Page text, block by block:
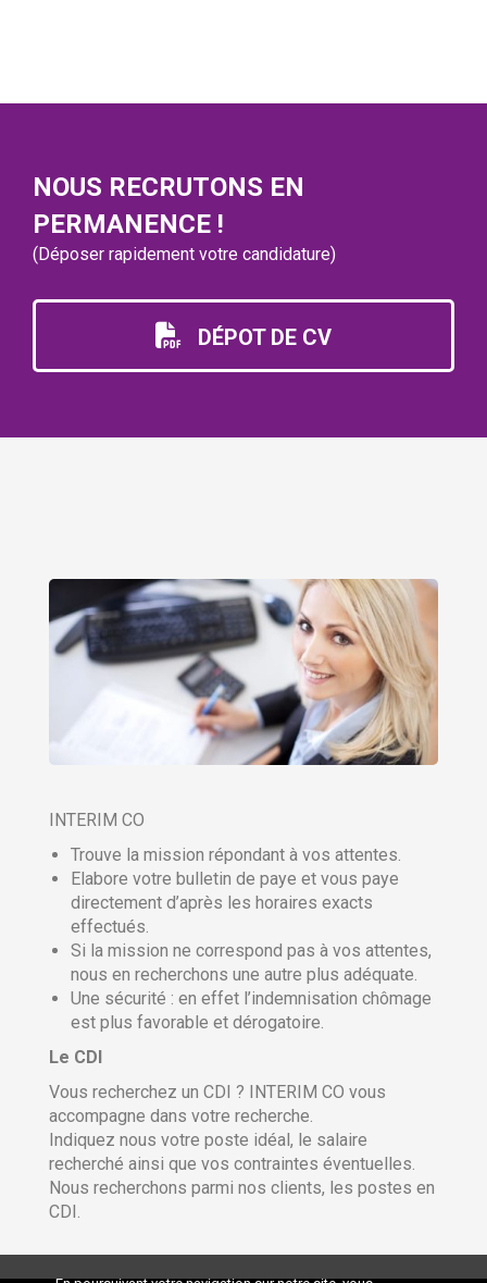
NOUS RECRUTONS EN
PERMANENCE !
(Déposer rapidement votre candidature)
DÉPOT DE CV
INTERIM CO
Trouve la mission répondant à vos attentes.
Elabore votre bulletin de paye et vous paye
directement d’après les horaires exacts
effectués.
Si la mission ne correspond pas à vos attentes,
nous en recherchons une autre plus adéquate.
Une sécurité : en effet l’indemnisation chômage
est plus favorable et dérogatoire.
Le CDI
Vous recherchez un CDI ? INTERIM CO vous
accompagne dans votre recherche.
Indiquez nous votre poste idéal, le salaire
recherché ainsi que vos contraintes éventuelles.
Nous recherchons parmi nos clients, les postes en
CDI.